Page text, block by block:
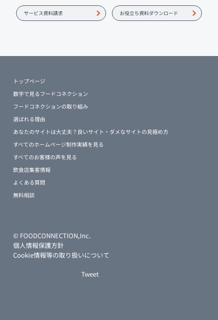
サービス資料請求 お役立ち資料ダウンロード
トップページ
数字で見るフードコネクション
フードコネクションの取り組み
選ばれる理由
あなたのサイトは大丈夫？良いサイト・ダメなサイトの見極め方
すべてのホームページ制作実績を見る
すべてのお客様の声を見る
飲食店集客情報
よくある質問
無料相談
© FOODCONNECTION,Inc.
個人情報保護方針
Cookie情報等の取り扱いについて
Tweet